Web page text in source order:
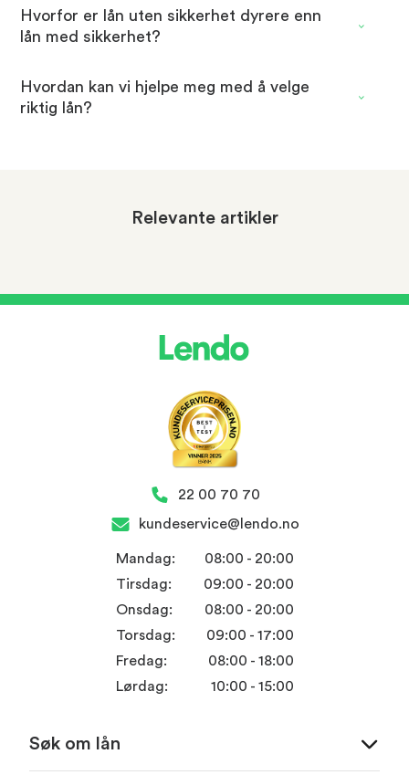
Hvorfor er lån uten sikkerhet dyrere enn
lån med sikkerhet?
Hvordan kan vi hjelpe meg med å velge
riktig lån?
Relevante artikler
22 00 70 70
kundeservice@lendo.no
Mandag:
08:00 - 20:00
Tirsdag:
09:00 - 20:00
Onsdag:
08:00 - 20:00
Torsdag:
09:00 - 17:00
Fredag:
08:00 - 18:00
Lørdag:
10:00 - 15:00
Søk om lån